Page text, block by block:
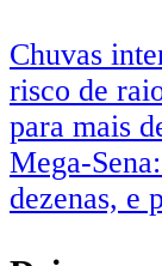
Chuvas
risco de
para mais
Mega-
dezenas, e